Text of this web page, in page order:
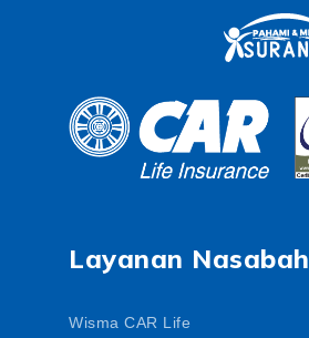
Layanan Nasabah
Wisma CAR Life